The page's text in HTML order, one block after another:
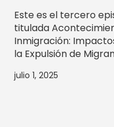
Este es el tercero
titulada
Inmigración:
la Expulsión de
julio 1, 2025